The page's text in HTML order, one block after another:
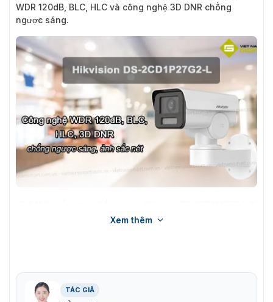
WDR 120dB, BLC, HLC và công nghệ 3D DNR chống
ngược sáng.
Hình ảnh đầy màu sắc 24/7
Xem thêm
TÁC GIẢ